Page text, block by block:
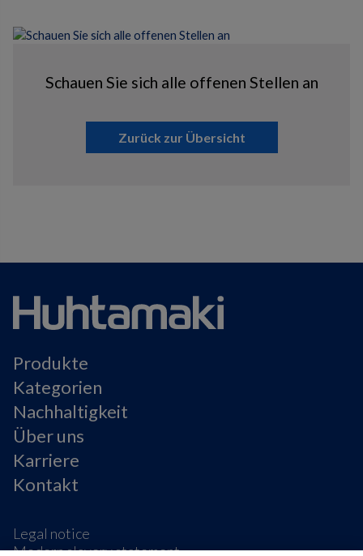
Schauen Sie sich alle offenen Stellen an
Zurück zur Übersicht
Produkte
Kategorien
Nachhaltigkeit
Über uns
Karriere
Kontakt
Legal notice
Modern slavery statement